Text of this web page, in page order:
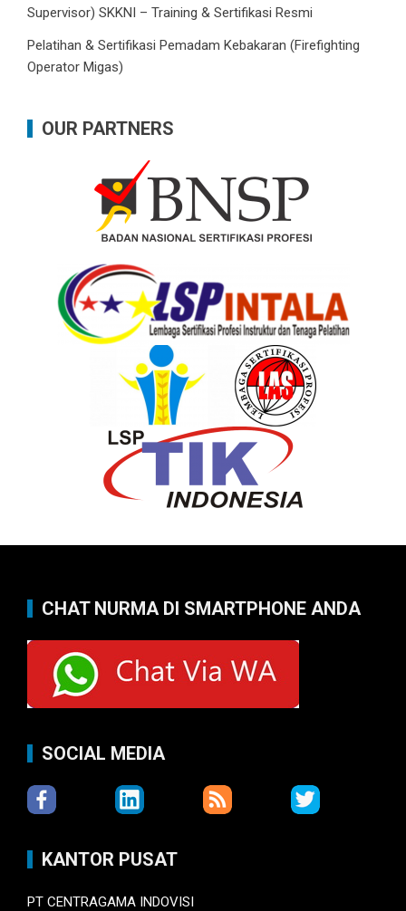
Supervisor) SKKNI – Training & Sertifikasi Resmi
Pelatihan & Sertifikasi Pemadam Kebakaran (Firefighting
Operator Migas)
OUR PARTNERS
CHAT NURMA DI SMARTPHONE ANDA
SOCIAL MEDIA
KANTOR PUSAT
PT CENTRAGAMA INDOVISI